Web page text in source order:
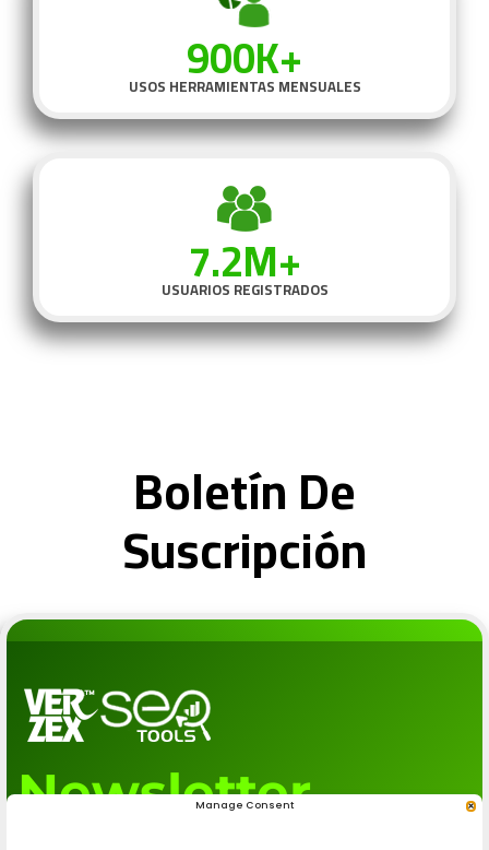
900K+
USOS HERRAMIENTAS MENSUALES
7.2M+
USUARIOS REGISTRADOS
Boletín De
Suscripción